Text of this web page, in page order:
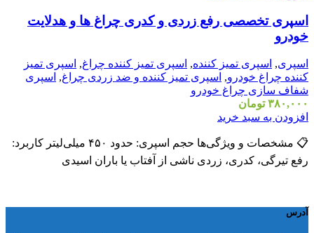
اسپری تخصصی رفع زردی و کدری چراغ ها و هدلایت
خودرو
اسپری, اسپری تمیز کننده, اسپری تمیز کننده چراغ, اسپری تمیز
کننده چراغ خودرو, اسپری تمیز کننده و ضد زردی چراغ, اسپری
شفاف سازی چراغ خودرو
۳۸۰,۰۰۰ تومان
افزودن به سبد خرید
📋 مشخصات و ویژگی‌ها حجم اسپری: حدود ۴۵۰ میلی‌لیتر کاربرد:
رفع تیرگی، کدری، زردی ناشی از آفتاب یا باران اسیدی
آدرس